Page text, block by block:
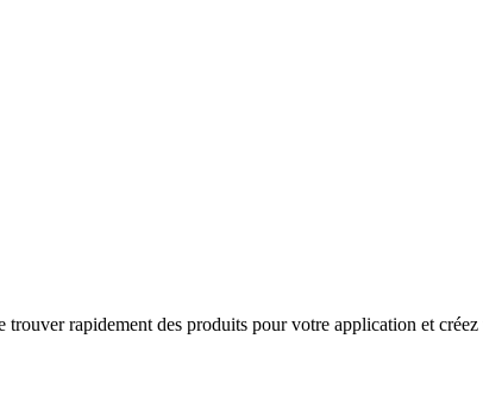
rapidement des produits pour votre application et